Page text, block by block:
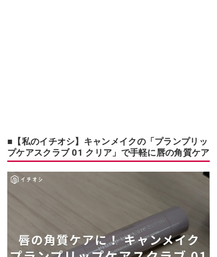
■【私のイチオシ】キャンメイクの「プランプリッ
プケアスクラブ 01 クリア」で手軽に唇の角質ケア